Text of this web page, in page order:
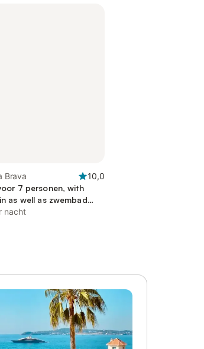
Brava
10,0
7 personen, with
as well as zwembad
nacht